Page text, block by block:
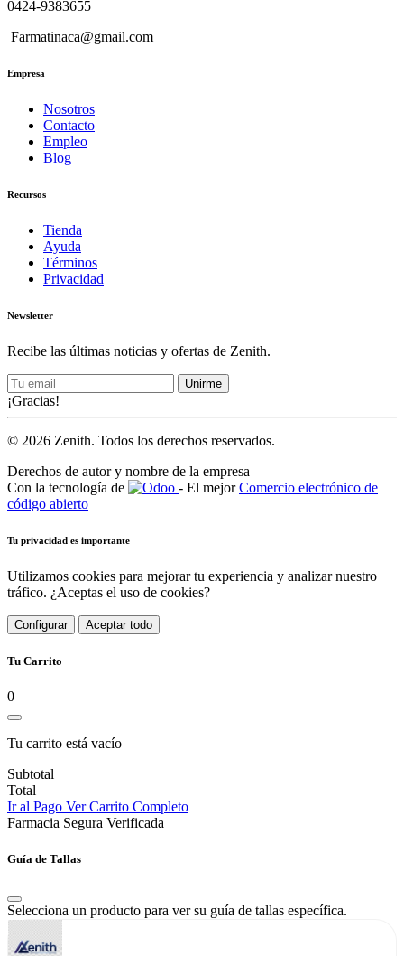
0424-9383655
Farmatinaca@gmail.com
Empresa
Nosotros
Contacto
Empleo
Blog
Recursos
Tienda
Ayuda
Términos
Privacidad
Newsletter
Recibe las últimas noticias y ofertas de Zenith.
Unirme
¡Gracias!
© 2026 Zenith. Todos los derechos reservados.
Derechos de autor y nombre de la empresa
Con la tecnología de
- El mejorComercio electrónico de
código abierto
Tu privacidad es importante
Utilizamos cookies para mejorar tu experiencia y analizar nuestro
tráfico. ¿Aceptas el uso de cookies?
Configurar Aceptar todo
Tu Carrito
0
Tu carrito está vacío
Subtotal
Total
Ir al Pago Ver Carrito Completo
Farmacia Segura Verificada
Guía de Tallas
Selecciona un producto para ver su guía de tallas específica.